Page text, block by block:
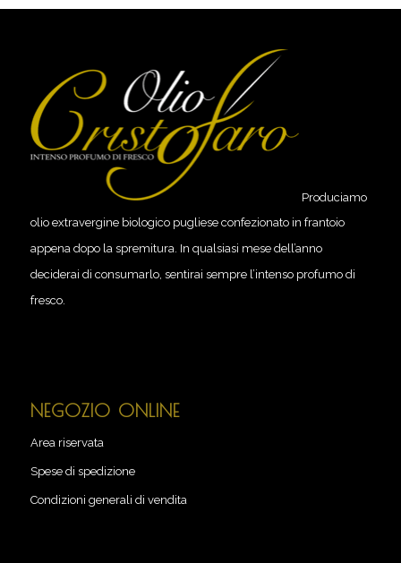
Produciamo
olio extravergine biologico pugliese confezionato in frantoio
appena dopo la spremitura. In qualsiasi mese dell’anno
deciderai di consumarlo, sentirai sempre l’intenso profumo di
fresco.
NEGOZIO ONLINE
Area riservata
Spese di spedizione
Condizioni generali di vendita